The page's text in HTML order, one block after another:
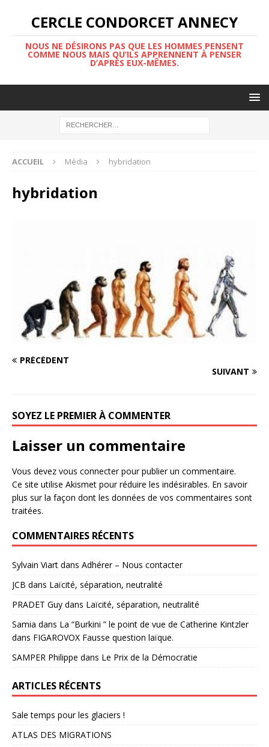
CERCLE CONDORCET ANNECY
NOUS NE DÉSIRONS PAS QUE LES HOMMES PENSENT
COMME NOUS MAIS QU’ILS APPRENNENT À PENSER
D’APRÈS EUX-MÊMES.
ACCUEIL Média hybridation
hybridation
PRÉCÉDENT
SUIVANT
SOYEZ LE PREMIER À COMMENTER
Laisser un commentaire
Vous devez vous connecterpour publier un commentaire.
Ce site utilise Akismet pour réduire les indésirables. En savoir
plus sur la façon dont les données de vos commentaires sont
traitées.
COMMENTAIRES RÉCENTS
Sylvain Viart dans Adhérer – Nous contacter
JCB dans Laïcité, séparation, neutralité
PRADET Guy dans Laïcité, séparation, neutralité
Samia dans La “Burkini ” le point de vue de Catherine Kintzler
dans FIGAROVOX Fausse question laïque.
SAMPER Philippe dans Le Prix de la Démocratie
ARTICLES RÉCENTS
Sale temps pour les glaciers !
ATLAS DES MIGRATIONS